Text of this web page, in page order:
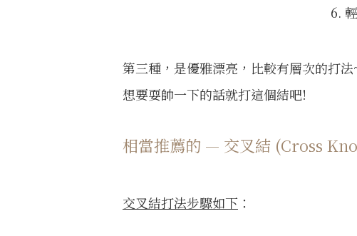
6.
第三種，是優雅漂亮，比較有層次的打法
想要耍帥一下的話就打這個結吧!
相當推薦的 — 交叉結 (Cross
交叉結打法步驟如下 ：